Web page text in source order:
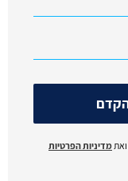
ואת מדיניות הפרטיות